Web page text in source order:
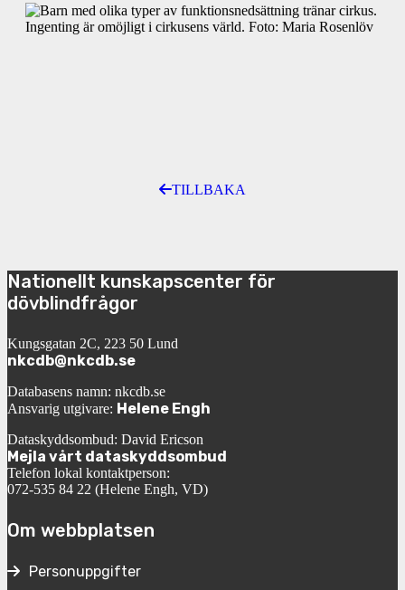
Ingenting är omöjligt i cirkusens värld. Foto: Maria Rosenlöv
TILLBAKA
Nationellt kunskapscenter för
dövblindfrågor
Kungsgatan 2C, 223 50 Lund
nkcdb@nkcdb.se
Databasens namn: nkcdb.se
Ansvarig utgivare: Helene Engh
Dataskyddsombud: David Ericson
Mejla vårt dataskyddsombud
Telefon lokal kontaktperson:
072-535 84 22 (Helene Engh, VD)
Om webbplatsen
Personuppgifter